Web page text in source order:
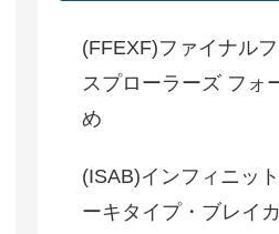
(FFEXF)ファイナル
スプローラーズ フォ
め
(ISAB)インフィニッ
ーキタイプ・ブレイ